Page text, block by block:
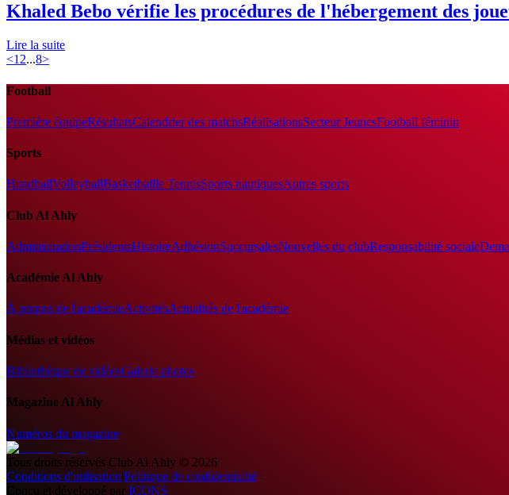
Khaled Bebo vérifie les procédures de l'hébergement des
Lire la suite
<1 2...8>
Football
Première équipeRésultatsCalendrier des matchsRéalisationsSecteur JeunesFootball féminin
Sports
HandballVolleyballBasketballle TennisSports nautiquesAutres sports
Club Al Ahly
AdministrationPrésidentsHistoireAdhésionSuccursalesNouvelles du clubResponsabilité sociale
Académie Al Ahly
À propos de l'académieActivitésActualités de l'académie
Médias et vidéos
Bibliothèque de vidéosGalerie photos
Magazine Al Ahly
Numéros du magazine
Tous droits réservés Club Al Ahly © 2026
Conditions d'utilisation|Politique de confidentialité
Conçu et développé par ICONS